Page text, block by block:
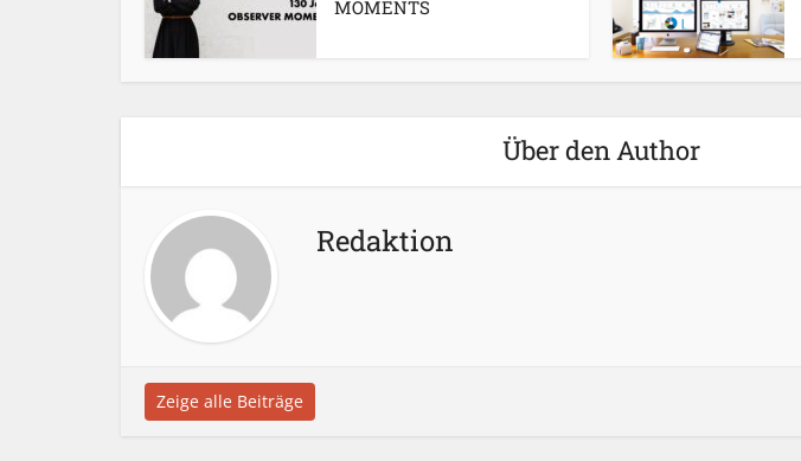
MOMENTS
Über den Author
Redaktion
Zeige alle Beiträge